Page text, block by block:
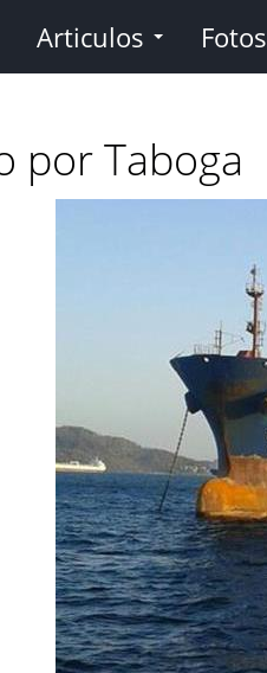
Articulos Fotos
por Taboga